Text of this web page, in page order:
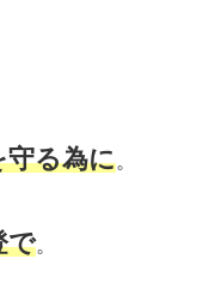
守る為に。
で。